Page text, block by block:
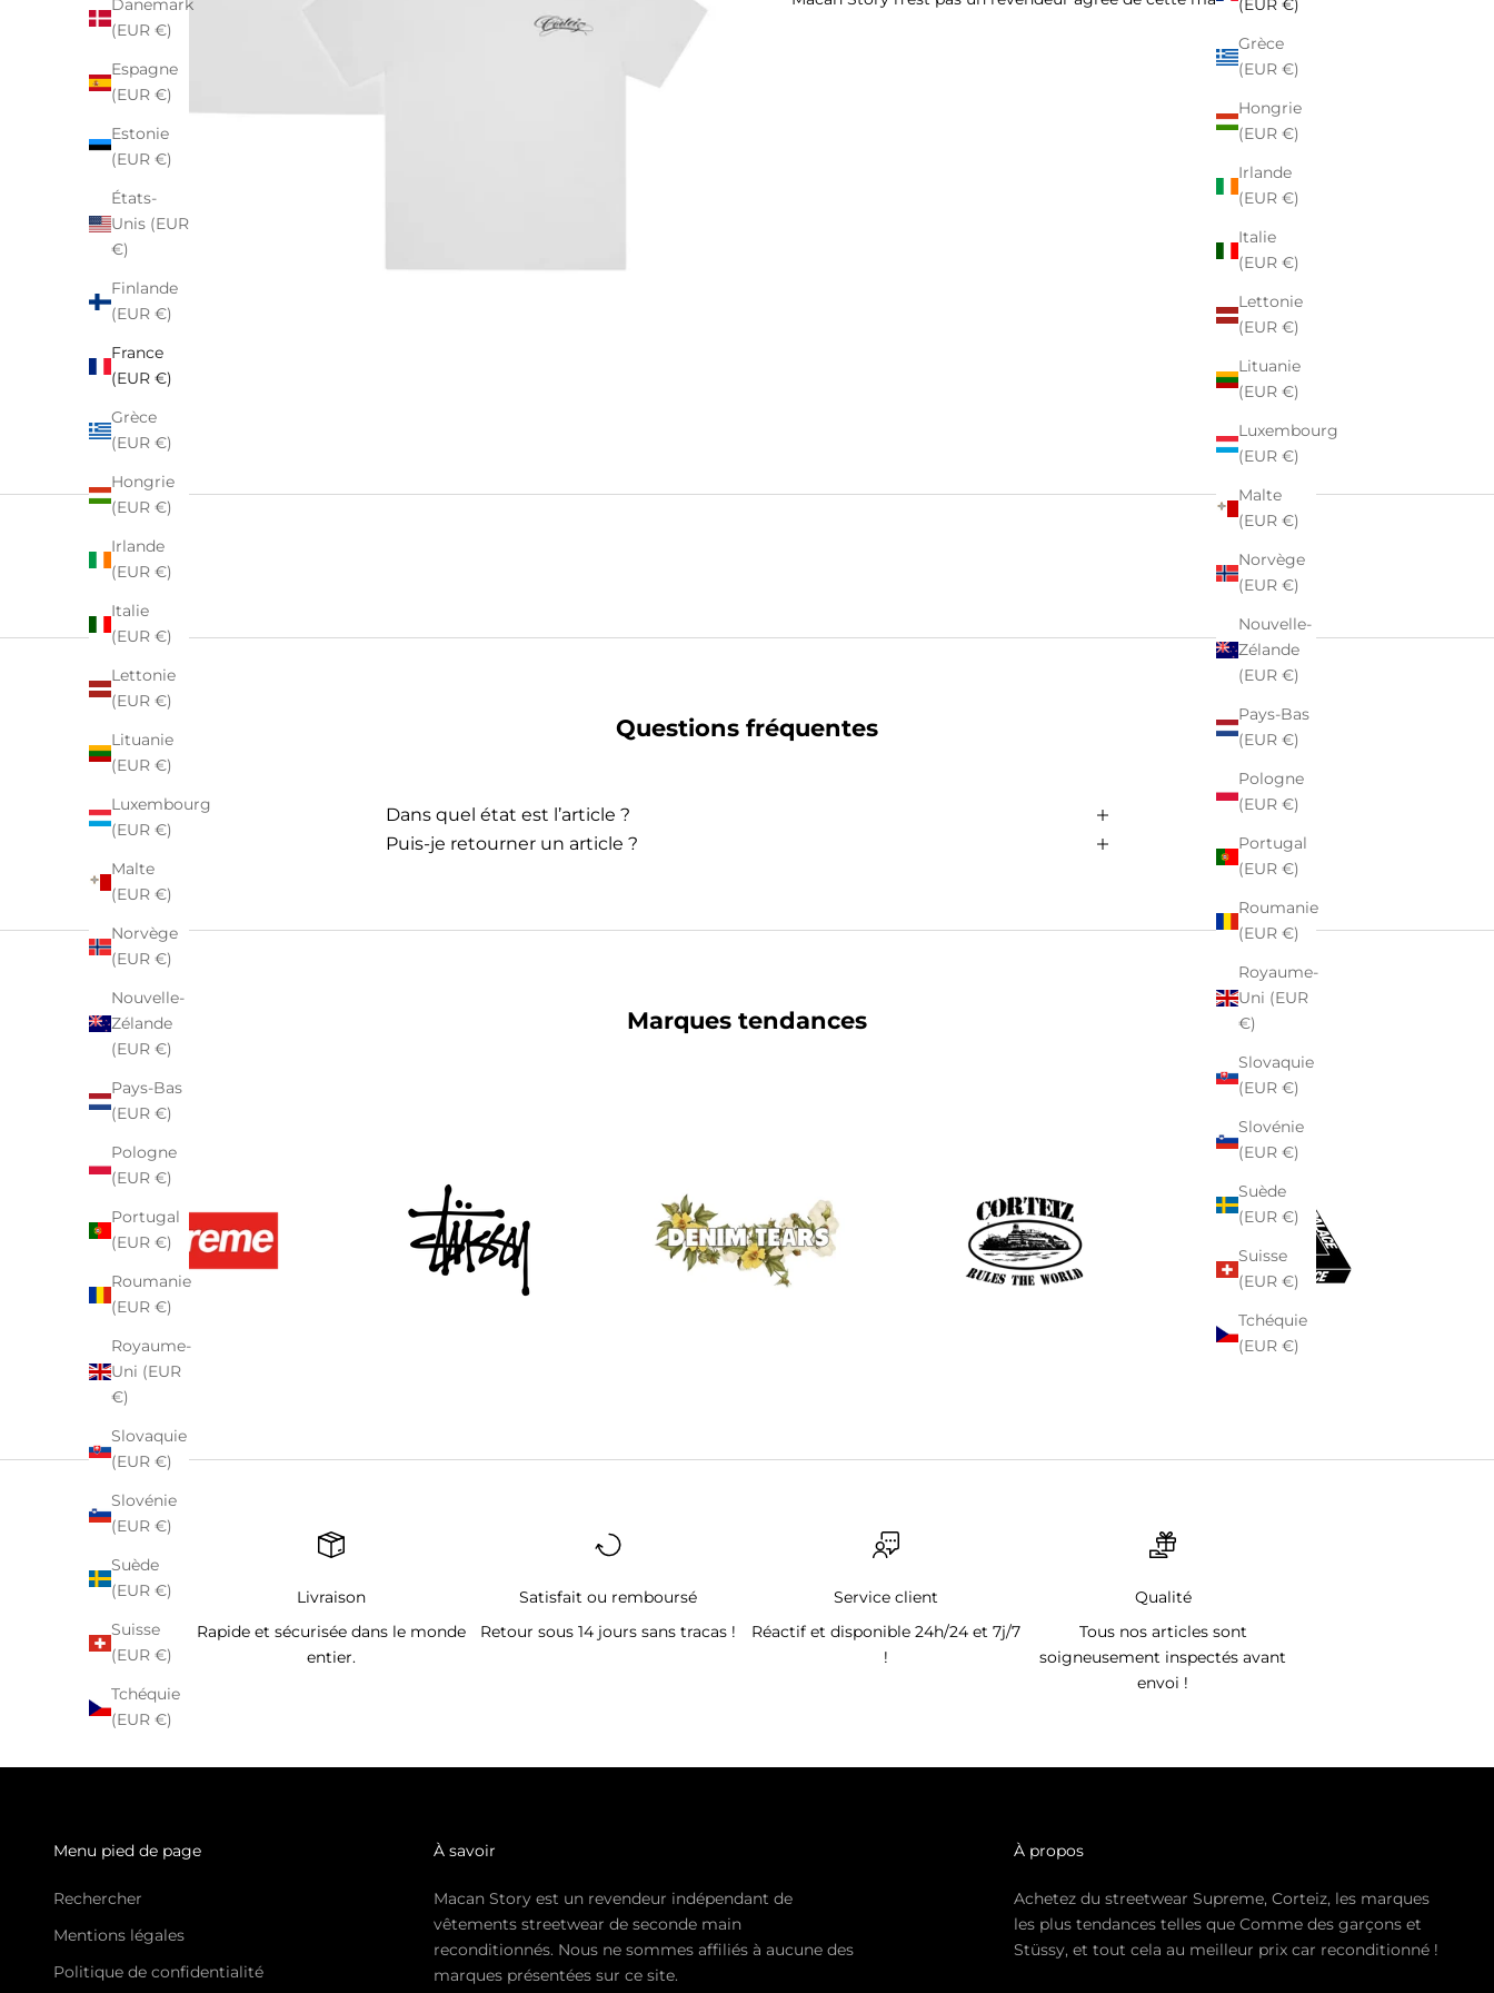
(EUR €)
Grèce
(EUR €)
Hongrie
(EUR €)
Irlande
(EUR €)
Italie
(EUR €)
Lettonie
(EUR €)
Lituanie
(EUR €)
Luxembourg
(EUR €)
Malte
(EUR €)
Norvège
(EUR €)
Nouvelle-
Zélande
(EUR €)
Pays-Bas
(EUR €)
Pologne
(EUR €)
Portugal
(EUR €)
Roumanie
(EUR €)
Royaume-
Uni (EUR
€)
Slovaquie
(EUR €)
Slovénie
(EUR €)
Suède
(EUR €)
Suisse
(EUR €)
Tchéquie
(EUR €)
Danemark
(EUR €)
Espagne
(EUR €)
Estonie
(EUR €)
États-
Unis (EUR
€)
Finlande
(EUR €)
France
(EUR €)
Grèce
(EUR €)
Hongrie
(EUR €)
Irlande
(EUR €)
Italie
(EUR €)
Lettonie
(EUR €)
Lituanie
(EUR €)
Luxembourg
(EUR €)
Malte
(EUR €)
Norvège
(EUR €)
Nouvelle-
Zélande
(EUR €)
Pays-Bas
(EUR €)
Pologne
(EUR €)
Portugal
(EUR €)
Roumanie
(EUR €)
Royaume-
Uni (EUR
€)
Slovaquie
(EUR €)
Slovénie
(EUR €)
Suède
(EUR €)
Suisse
(EUR €)
Tchéquie
(EUR €)
Questions fréquentes
Dans quel état est l’article ?
Puis-je retourner un article ?
Marques tendances
Livraison
Rapide et sécurisée dans le monde
entier.
Satisfait ou remboursé
Retour sous 14 jours sans tracas !
Service client
Réactif et disponible 24h/24 et 7j/7
!
Qualité
Tous nos articles sont
soigneusement inspectés avant
envoi !
Menu pied de page
Rechercher
Mentions légales
Politique de confidentialité
À savoir
Macan Story est un revendeur indépendant de
vêtements streetwear de seconde main
reconditionnés. Nous ne sommes affiliés à aucune des
marques présentées sur ce site.
À propos
Achetez du streetwear Supreme, Corteiz, les marques
les plus tendances telles que Comme des garçons et
Stüssy, et tout cela au meilleur prix car reconditionné !